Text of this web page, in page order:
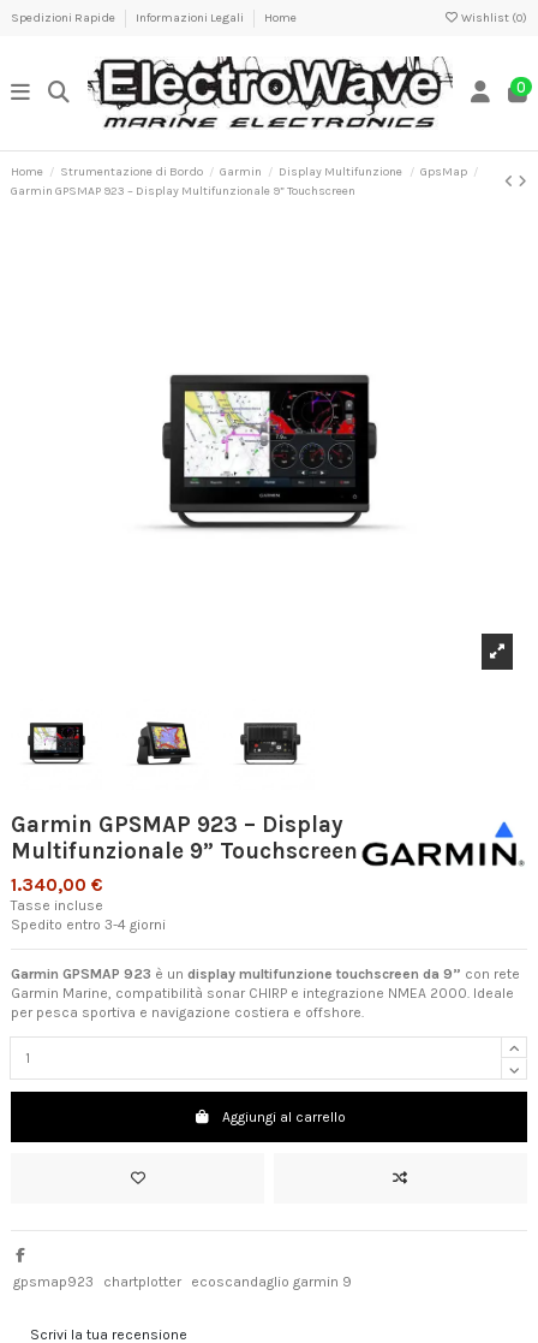
Spedizioni Rapide Informazioni Legali Home Wishlist (0)
0
Home Strumentazione di Bordo Garmin Display Multifunzione
GpsMap
Garmin GPSMAP 923 – Display Multifunzionale 9” Touchscreen
Garmin GPSMAP 923 – Display
Multifunzionale 9” Touchscreen
1.340,00 €
Tasse incluse
Spedito entro 3-4 giorni
Garmin GPSMAP 923 è un display multifunzione touchscreen da 9” con rete
Garmin Marine, compatibilità sonar CHIRP e integrazione NMEA 2000. Ideale
per pesca sportiva e navigazione costiera e offshore.
Aggiungi al carrello
gpsmap923 chartplotter ecoscandaglio garmin 9
Scrivi la tua recensione